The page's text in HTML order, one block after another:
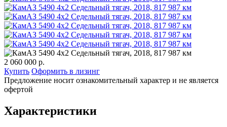
2 060 000 р.
Купить Оформить в лизинг
Предложение носит ознакомительный характер и не является
офертой
Характеристики